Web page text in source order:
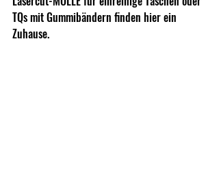
TQs mit Gummibändern finden hier ein
Zuhause.